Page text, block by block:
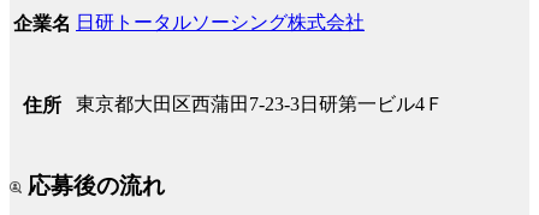
企業名 日研トータルソーシング株式会社
住所 東京都大田区西蒲田7-23-3日研第一ビル4Ｆ
応募後の流れ